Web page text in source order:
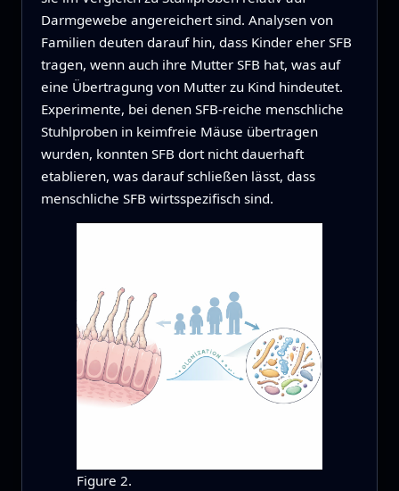
Darmgewebe angereichert sind. Analysen von
Familien deuten darauf hin, dass Kinder eher SFB
tragen, wenn auch ihre Mutter SFB hat, was auf
eine Übertragung von Mutter zu Kind hindeutet.
Experimente, bei denen SFB‑reiche menschliche
Stuhlproben in keimfreie Mäuse übertragen
wurden, konnten SFB dort nicht dauerhaft
etablieren, was darauf schließen lässt, dass
menschliche SFB wirtsspezifisch sind.
Figure 2.